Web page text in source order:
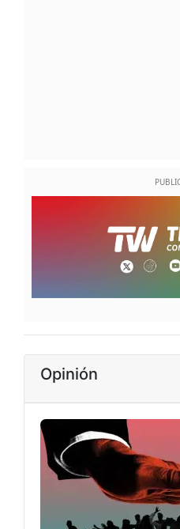
Opinión